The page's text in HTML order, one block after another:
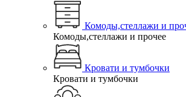
Комоды,стеллажи и
Комоды,стеллажи и прочее
Кровати и тумбочки
Кровати и тумбочки